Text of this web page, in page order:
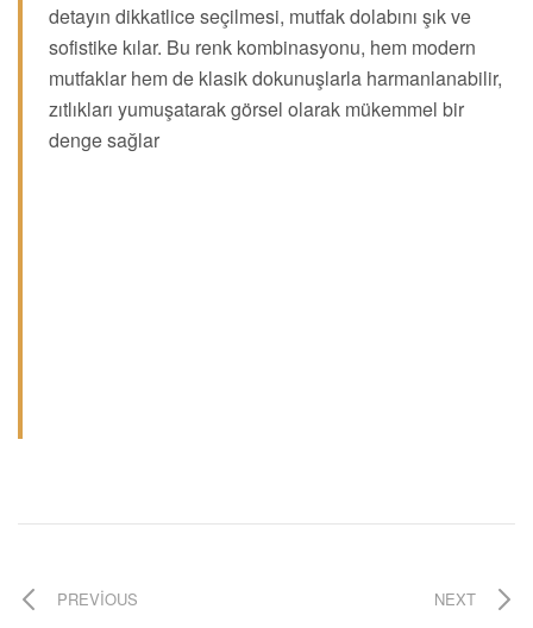
detayın dikkatlice seçilmesi, mutfak dolabını şık ve
sofistike kılar. Bu renk kombinasyonu, hem modern
mutfaklar hem de klasik dokunuşlarla harmanlanabilir,
zıtlıkları yumuşatarak görsel olarak mükemmel bir
denge sağlar
PREVIOUS NEXT